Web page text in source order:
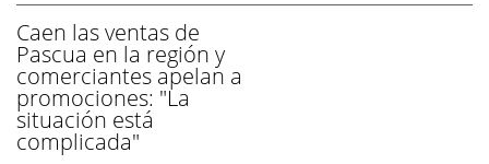
Caen las ventas de
Pascua en la región y
comerciantes apelan a
promociones: "La
situación está
complicada"